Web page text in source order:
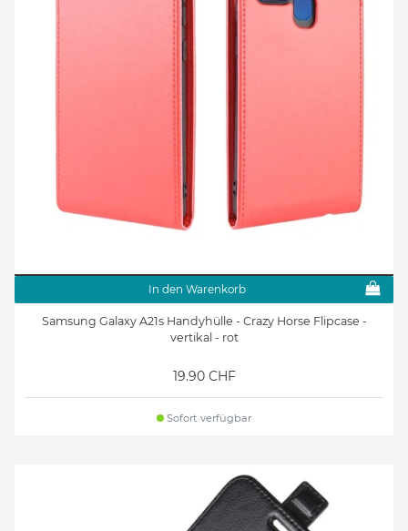
In den Warenkorb
Samsung Galaxy A21s Handyhülle - Crazy Horse Flipcase -
vertikal - rot
19.90 CHF
Sofort verfügbar